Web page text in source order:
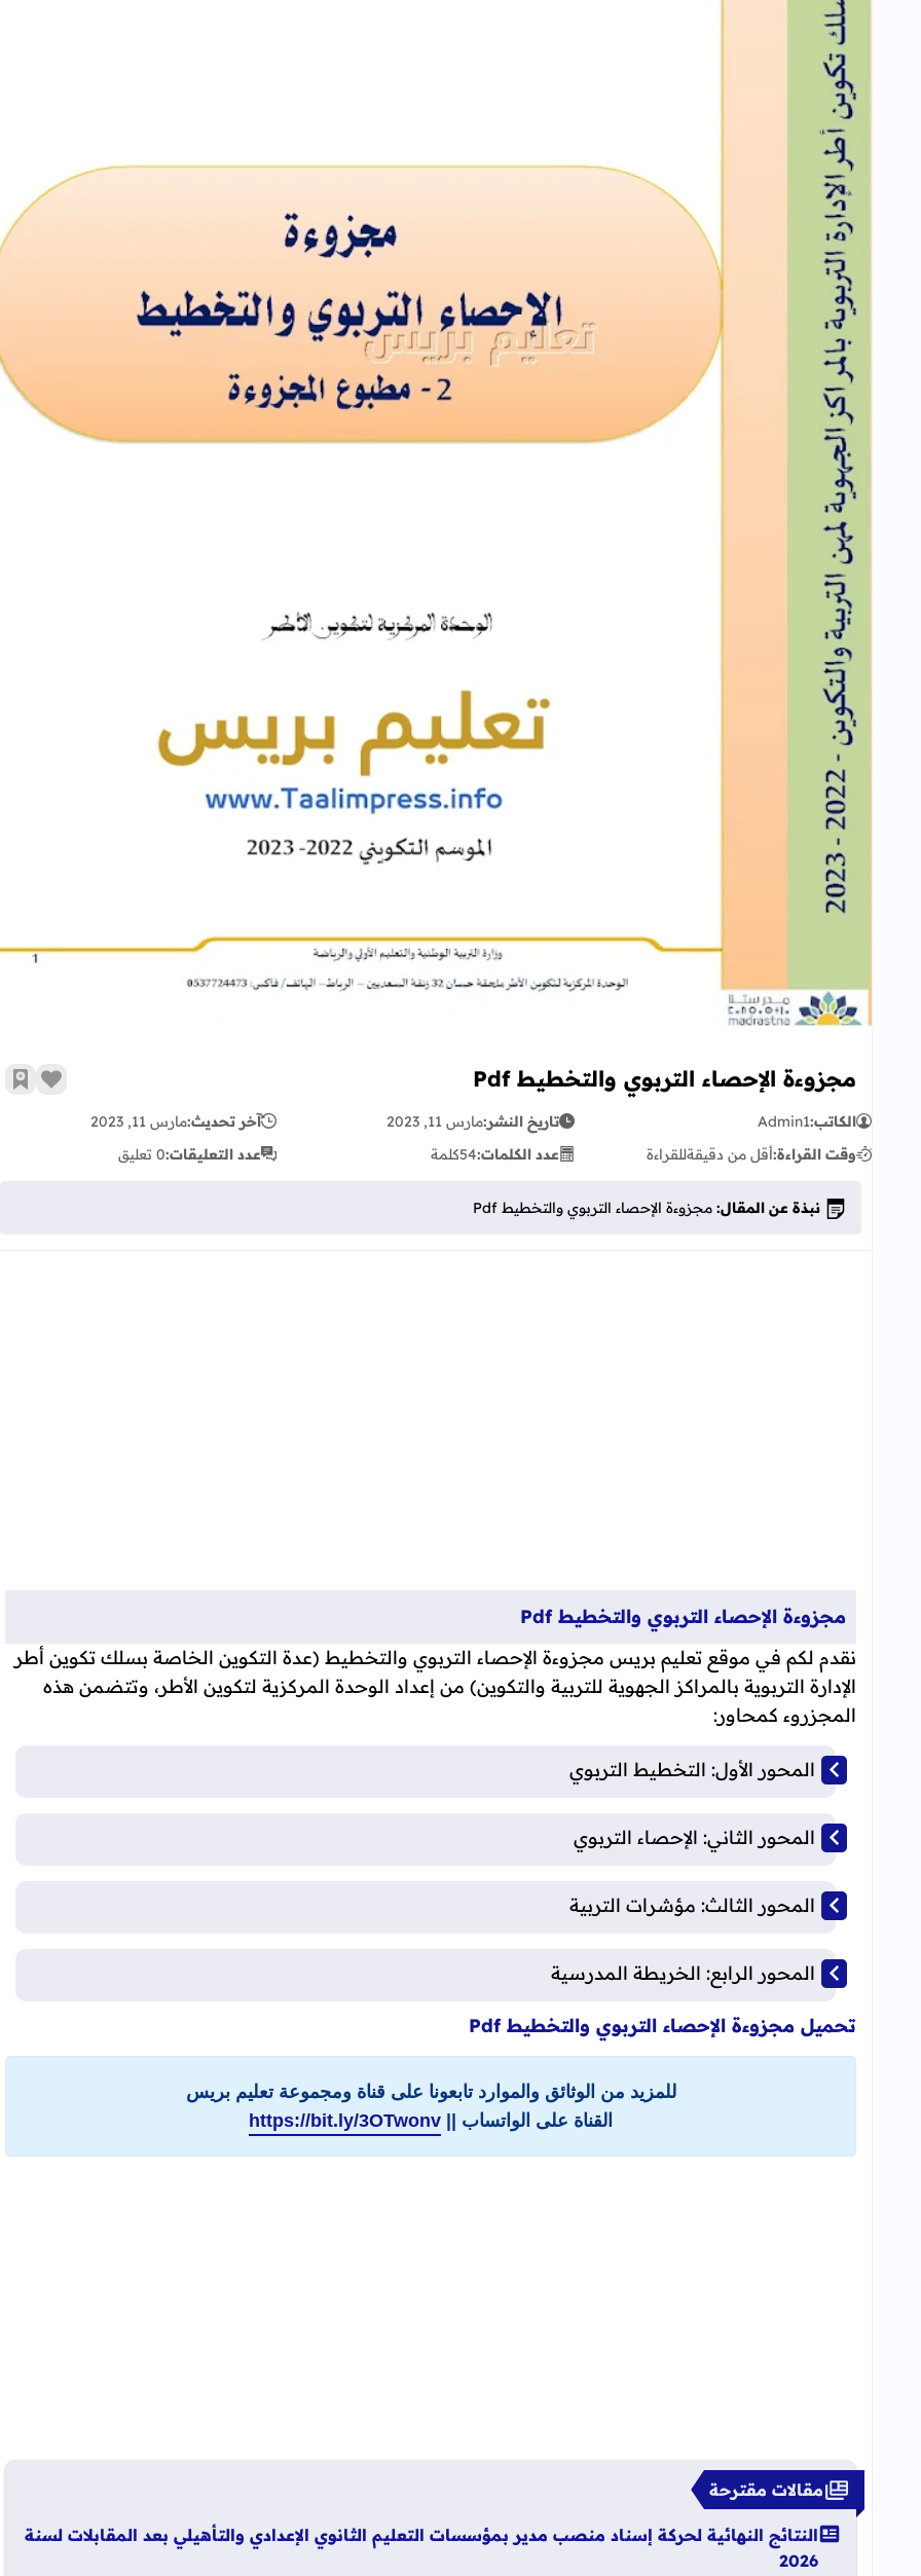
مجزوءة الإحصاء التربوي والتخطيط Pdf
مجزوءة الإحصاء التربوي والتخطيط Pdf زر
الكاتب:Admin1 تاريخ النشر:مارس 11, 2023 آخر تحديث:مارس 11, 2023
وقت القراءة:أقل من دقيقةللقراءة عدد الكلمات:54كلمة عدد التعليقات:0 تعليق
نبذة عن المقال: مجزوءة الإحصاء التربوي والتخطيط Pdf
مجزوءة الإحصاء التربوي والتخطيط Pdf
نقدم لكم في موقع تعليم بريس مجزوءة الإحصاء التربوي والتخطيط (عدة التكوين الخاصة بسلك تكوين أطر
الإدارة التربوية بالمراكز الجهوية للتربية والتكوين) من إعداد الوحدة المركزية لتكوين الأطر، وتتضمن هذه
المجزروء كمحاور:
المحور الأول: التخطيط التربوي
المحور الثاني: الإحصاء التربوي
المحور الثالث: مؤشرات التربية
المحور الرابع: الخريطة المدرسية
تحميل مجزوءة الإحصاء التربوي والتخطيط Pdf
للمزيد من الوثائق والموارد تابعونا على قناة ومجموعة تعليم بريس
القناة على الواتساب || https://bit.ly/3OTwonv
مقالات مقترحة
النتائج النهائية لحركة إسناد منصب مدير بمؤسسات التعليم الثانوي الإعدادي والتأهيلي بعد المقابلات لسنة
2026